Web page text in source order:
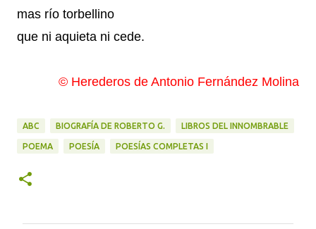
mas río torbellino
que ni aquieta ni cede.
© Herederos de Antonio Fernández Molina
ABC BIOGRAFÍA DE ROBERTO G. LIBROS DEL INNOMBRABLE
POEMA POESÍA POESÍAS COMPLETAS I